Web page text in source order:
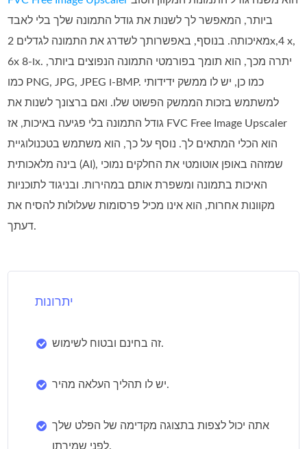
ביותר, המאפשר לך לשנות את גודל התמונה שלך בלי לאבד
מאיכותה. בנוסף, באפשרותך לשדרג את התמונה לגדלים 2x,‏ 4x,‏
6x ו‑8x. יתרה מכך, הוא תומך בפורמטי התמונה הנפוצים ביותר,
כמו PNG,‏ JPG,‏ JPEG ו‑BMP. כמו כן, יש לו ממשק ידידותי
למשתמש בזכות הממשק הפשוט שלו. ואם ברצונך לשנות את
גודל התמונה בלי פגיעה באיכות, אז FVC Free Image Upscaler
הוא הכלי המתאים לך. נוסף על כך, הוא משתמש בטכנולוגיית
בינה מלאכותית (AI), שמזהה באופן אוטומטי את החלקים נמוכי
האיכות בתמונה ומשפרת אותם במהירות. ובניגוד לתוכניות
מקוונות אחרות, הוא אינו מכיל פרסומות שעלולות להסיח את
דעתך.
יתרונות
זה בחינם ובטוח לשימוש.
יש לו תהליך העלאה מהיר.
אתה יכול לצפות בתצוגה מקדימה של הפלט שלך
לפני שמירתו.